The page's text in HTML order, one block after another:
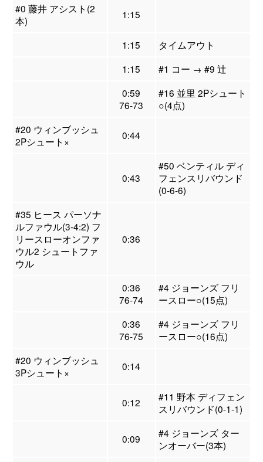
#0 藤井 アシスト(2
本)
1:15
1:15
タイムアウト
1:15
#1 コー → #9 辻
0:59
76-73
#16 並里 2Pシュート
○(4点)
#20 ウィンブッシュ
2Pシュート×
0:44
0:43
#50 ベンティル ディ
フェンスリバウンド
(0-6-6)
#35 ヒース パーソナ
ルファウル(3-4:2) フ
リースローオンファ
ウル2 シュートファ
ウル
0:36
0:36
76-74
#4 ジョーンズ フリ
ースロー○(15点)
0:36
76-75
#4 ジョーンズ フリ
ースロー○(16点)
#20 ウィンブッシュ
3Pシュート×
0:14
0:12
#11 野本 ディフェン
スリバウンド(0-1-1)
0:09
#4 ジョーンズ ター
ンオーバー(3本)